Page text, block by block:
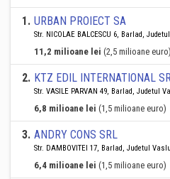
1. URBAN PROIECT SA
Str. NICOLAE BALCESCU 6, Barlad,
11,2 milioane lei (2,5 milioane euro)
2. KTZ EDIL INTERNATIONAL
Str. VASILE PARVAN 49, Barlad, Judetul
6,8 milioane lei (1,5 milioane euro)
3. ANDRY CONS SRL
Str. DAMBOVITEI 17, Barlad, Judetul
6,4 milioane lei (1,5 milioane euro)